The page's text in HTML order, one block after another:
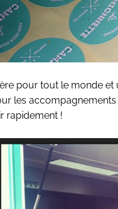
pour tout le monde
les accompagnements
rapidement !